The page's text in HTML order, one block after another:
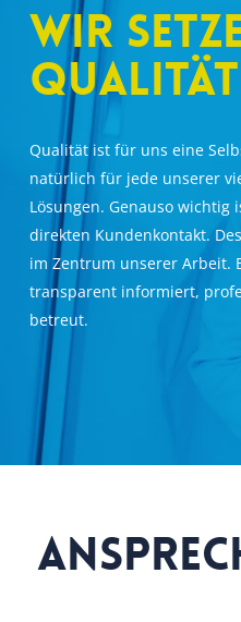
Wir
Qualität
Qualität ist für uns eine
natürlich für jede unserer
Lösungen. Genauso
direkten Kundenkontakt.
im Zentrum unserer Arbeit.
transparent informiert,
betreut.